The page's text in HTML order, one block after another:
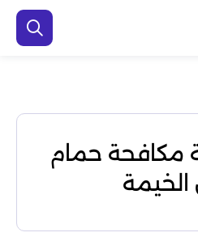
مكافحة حمام
الخيمة